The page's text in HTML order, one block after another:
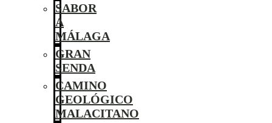
SABOR
A
MÁLAGA
GRAN
SENDA
CAMINO
GEOLÓGICO
MALACITANO